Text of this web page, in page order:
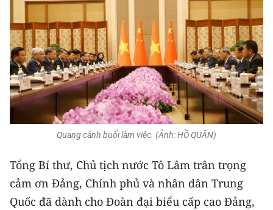
Media Du lịch
Media Thế giới
Media Thể thao
Media Giáo dục
Media Y tế
Media Khoa học - Công nghệ
Media Môi trường
Ảnh
Quang cảnh buổi làm việc. (Ảnh: HỒ QUÂN)
Tổng Bí thư, Chủ tịch nước Tô Lâm trân trọng
cảm ơn Đảng, Chính phủ và nhân dân Trung
Quốc đã dành cho Đoàn đại biểu cấp cao Đảng,